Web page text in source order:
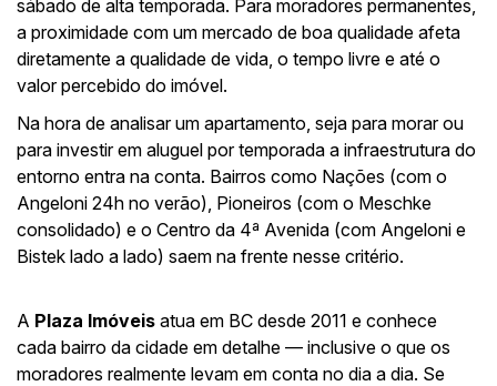
sábado de alta temporada. Para moradores permanentes,
a proximidade com um mercado de boa qualidade afeta
diretamente a qualidade de vida, o tempo livre e até o
valor percebido do imóvel.
Na hora de analisar um apartamento, seja para morar ou
para investir em aluguel por temporada a infraestrutura do
entorno entra na conta. Bairros como Nações (com o
Angeloni 24h no verão), Pioneiros (com o Meschke
consolidado) e o Centro da 4ª Avenida (com Angeloni e
Bistek lado a lado) saem na frente nesse critério.
A Plaza Imóveis atua em BC desde 2011 e conhece
cada bairro da cidade em detalhe — inclusive o que os
moradores realmente levam em conta no dia a dia. Se